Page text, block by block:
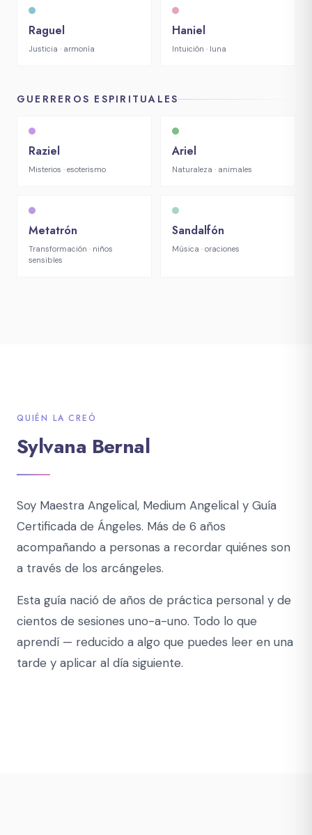
Raguel
Justicia · armonía
Haniel
Intuición · luna
GUERREROS ESPIRITUALES
Raziel
Misterios · esoterismo
Ariel
Naturaleza · animales
Metatrón
Transformación · niños
sensibles
Sandalfón
Música · oraciones
QUIÉN LA CREÓ
Sylvana Bernal
Soy Maestra Angelical, Medium Angelical y Guía
Certificada de Ángeles. Más de 6 años
acompañando a personas a recordar quiénes son
a través de los arcángeles.
Esta guía nació de años de práctica personal y de
cientos de sesiones uno-a-uno. Todo lo que
aprendí — reducido a algo que puedes leer en una
tarde y aplicar al día siguiente.